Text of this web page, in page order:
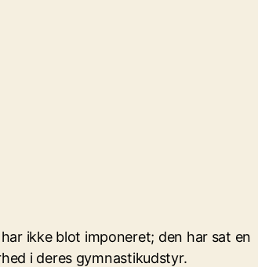
ikke blot imponeret; den har sat en
i deres gymnastikudstyr.